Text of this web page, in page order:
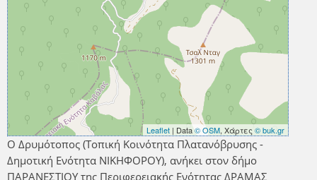
Leaflet | Data© OSM, Χάρτες © buk.gr
Ο Δρυμότοπος (Τοπική Κοινότητα Πλατανόβρυσης -
Δημοτική Ενότητα ΝΙΚΗΦΟΡΟΥ), ανήκει στον δήμο
ΠΑΡΑΝΕΣΤΙΟΥ της Περιφερειακής Ενότητας ΔΡΑΜΑΣ